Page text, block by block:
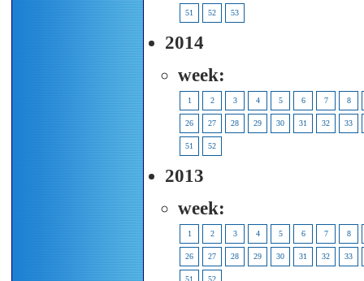
51 52 53
2014
week:
1 2 3 4 5 6 7 8
26 27 28 29 30 31 32 33
51 52
2013
week:
1 2 3 4 5 6 7 8
26 27 28 29 30 31 32 33
51 52